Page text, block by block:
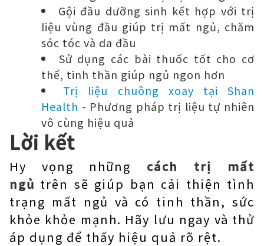
Gội đầu dưỡng sinh kết hợp với trị
liệu vùng đầu giúp trị mất ngủ, chăm
sóc tóc và da đầu
Sử dụng các bài thuốc tốt cho cơ
thể, tinh thần giúp ngủ ngon hơn
Trị liệu chuông xoay tại Shan
Health - Phương pháp trị liệu tự nhiên
vô cùng hiệu quả
Lời kết
Hy vọng những cách trị mất
ngủ trên sẽ giúp bạn cải thiện tình
trạng mất ngủ và có tinh thần, sức
khỏe khỏe mạnh. Hãy lưu ngay và thử
áp dụng để thấy hiệu quả rõ rệt.